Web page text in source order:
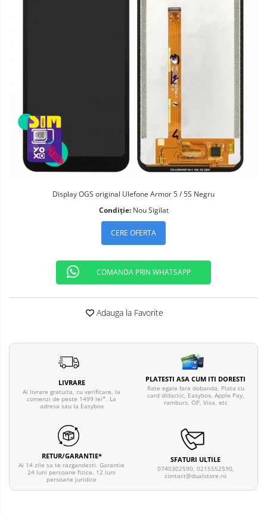
Telefoane mobile Lagenio
Telefoane mobile Samsung
Telefoane mobile iSEN
Telefoane mobile F150
Telefoane mobile iHunt
Telefoane mobile Xiaomi
Telefoane mobile Realme
Telefoane mobile ZTE Nubia
Telefoane mobile ALTE BRANDURI
Display OGS original Ulefone Armor 5 / 5S Negru
Condiție: Nou Sigilat
CERE OFERTA
COMANDA PRIN WHATSAPP
Adauga la Favorite
LIVRARE
Ai livrare gratuita, cu verificare, la
comenzi de peste 1499 lei*. La
adresa sau la Easybox
PLATESTI ASA CUM ITI DORESTI
Rate egale fara dobanda, Plata cu
card didactic, Easybox, Apple Pay,
ramburs, OP, Visa, etc
RETUR/GARANTIE*
Ai 14 zile sa te razgandesti. Garantie
24 luni persoane fizice, 12 luni
persoane juridice
SFATURI ULTILE
0740302590, 0215552590,
contact@dualstore.ro